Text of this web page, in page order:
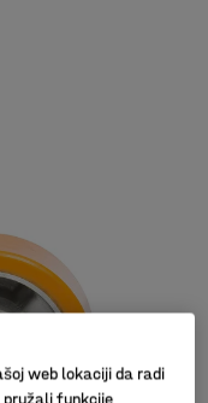
web lokaciji da radi
funkcije